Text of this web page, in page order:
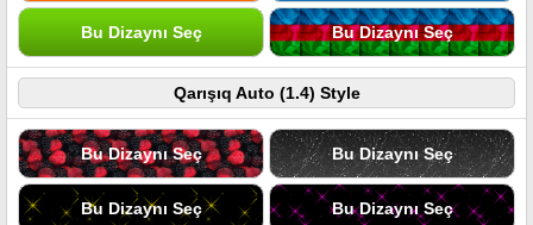
Bu Dizaynı Seç Bu Dizaynı Seç
Qarışıq Auto (1.4) Style
Bu Dizaynı Seç Bu Dizaynı Seç
Bu Dizaynı Seç Bu Dizaynı Seç